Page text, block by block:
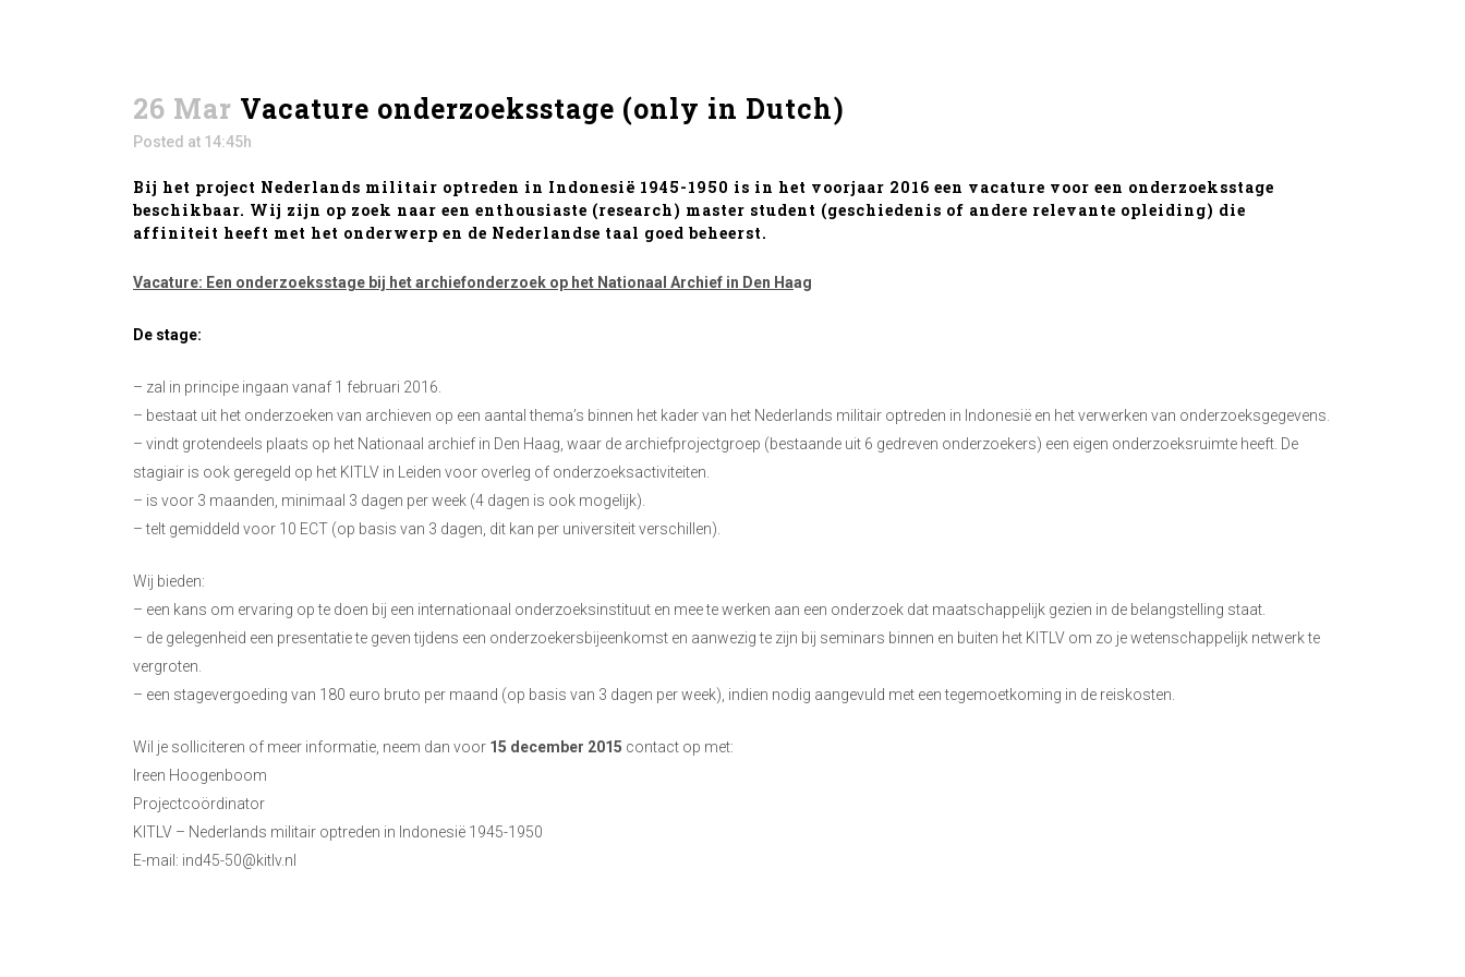
26 Mar Vacature onderzoeksstage (only in Dutch)
Posted at 14:45h
Bij het project Nederlands militair optreden in Indonesië 1945-1950 is in het voorjaar 2016 een vacature voor een onderzoeksstage
beschikbaar. Wij zijn op zoek naar een enthousiaste (research) master student (geschiedenis of andere relevante opleiding) die
affiniteit heeft met het onderwerp en de Nederlandse taal goed beheerst.
Vacature: Een onderzoeksstage bij het archiefonderzoek op het Nationaal Archief in Den Haag
De stage:
– zal in principe ingaan vanaf 1 februari 2016.
– bestaat uit het onderzoeken van archieven op een aantal thema’s binnen het kader van het Nederlands militair optreden in Indonesië en het verwerken van onderzoeksgegevens.
– vindt grotendeels plaats op het Nationaal archief in Den Haag, waar de archiefprojectgroep (bestaande uit 6 gedreven onderzoekers) een eigen onderzoeksruimte heeft. De
stagiair is ook geregeld op het KITLV in Leiden voor overleg of onderzoeksactiviteiten.
– is voor 3 maanden, minimaal 3 dagen per week (4 dagen is ook mogelijk).
– telt gemiddeld voor 10 ECT (op basis van 3 dagen, dit kan per universiteit verschillen).
Wij bieden:
– een kans om ervaring op te doen bij een internationaal onderzoeksinstituut en mee te werken aan een onderzoek dat maatschappelijk gezien in de belangstelling staat.
– de gelegenheid een presentatie te geven tijdens een onderzoekersbijeenkomst en aanwezig te zijn bij seminars binnen en buiten het KITLV om zo je wetenschappelijk netwerk te
vergroten.
– een stagevergoeding van 180 euro bruto per maand (op basis van 3 dagen per week), indien nodig aangevuld met een tegemoetkoming in de reiskosten.
Wil je solliciteren of meer informatie, neem dan voor 15 december 2015 contact op met:
Ireen Hoogenboom
Projectcoördinator
KITLV – Nederlands militair optreden in Indonesië 1945-1950
E-mail: ind45-50@kitlv.nl